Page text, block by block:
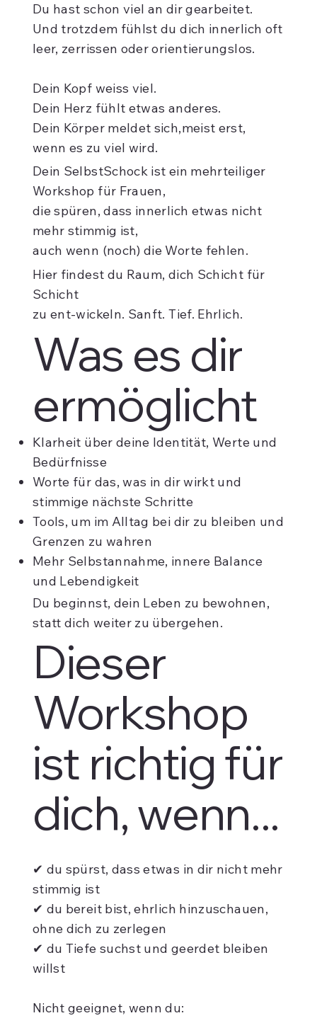
Du hast schon viel an dir gearbeitet.
Und trotzdem fühlst du dich innerlich oft
leer, zerrissen oder orientierungslos.
Dein Kopf weiss viel.
Dein Herz fühlt etwas anderes.
Dein Körper meldet sich,meist erst,
wenn es zu viel wird.
Dein SelbstSchock ist ein mehrteiliger
Workshop für Frauen,
die spüren, dass innerlich etwas nicht
mehr stimmig ist,
auch wenn (noch) die Worte fehlen.
Hier findest du Raum, dich Schicht für
Schicht
zu ent-wickeln. Sanft. Tief. Ehrlich.
Was es dir
ermöglicht
Klarheit über deine Identität, Werte und
Bedürfnisse
Worte für das, was in dir wirkt und
stimmige nächste Schritte
Tools, um im Alltag bei dir zu bleiben und
Grenzen zu wahren
Mehr Selbstannahme, innere Balance
und Lebendigkeit
Du beginnst, dein Leben zu bewohnen,
statt dich weiter zu übergehen.
Dieser
Workshop
ist richtig für
dich, wenn...
✔ du spürst, dass etwas in dir nicht mehr
stimmig ist
✔ du bereit bist, ehrlich hinzuschauen,
ohne dich zu zerlegen
✔ du Tiefe suchst und geerdet bleiben
willst
Nicht geeignet, wenn du: